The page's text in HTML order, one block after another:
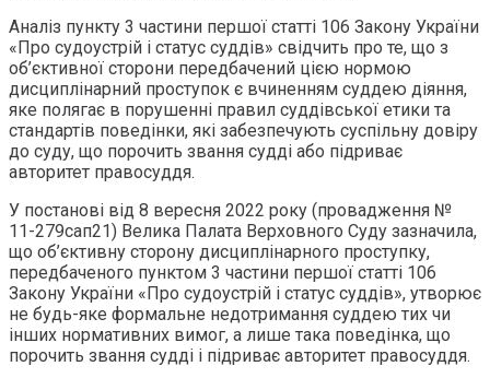
Аналіз пункту 3 частини першої статті 106 Закону України
«Про судоустрій і статус суддів» свідчить про те, що з
об’єктивної сторони передбачений цією нормою
дисциплінарний проступок є вчиненням суддею діяння,
яке полягає в порушенні правил суддівської етики та
стандартів поведінки, які забезпечують суспільну довіру
до суду, що порочить звання судді або підриває
авторитет правосуддя.
У постанові від 8 вересня 2022 року (провадження №
11-279сап21) Велика Палата Верховного Суду зазначила,
що об’єктивну сторону дисциплінарного проступку,
передбаченого пунктом 3 частини першої статті 106
Закону України «Про судоустрій і статус суддів», утворює
не будь-яке формальне недотримання суддею тих чи
інших нормативних вимог, а лише така поведінка, що
порочить звання судді і підриває авторитет правосуддя.